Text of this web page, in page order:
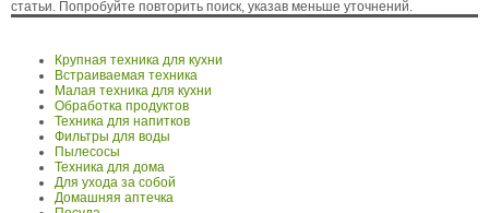
статьи. Попробуйте повторить поиск, указав меньше уточнений.
Крупная техника для кухни
Встраиваемая техника
Малая техника для кухни
Обработка продуктов
Техника для напитков
Фильтры для воды
Пылесосы
Техника для дома
Для ухода за собой
Домашняя аптечка